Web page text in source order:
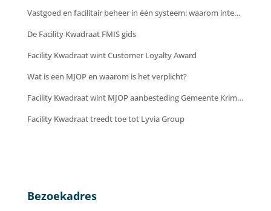
Vastgoed en facilitair beheer in één systeem: waarom integratie cruciaal is voor efficiëntie en inzicht
De Facility Kwadraat FMIS gids
Facility Kwadraat wint Customer Loyalty Award
Wat is een MJOP en waarom is het verplicht?
Facility Kwadraat wint MJOP aanbesteding Gemeente Krimpenerwaard
Facility Kwadraat treedt toe tot Lyvia Group
Bezoekadres